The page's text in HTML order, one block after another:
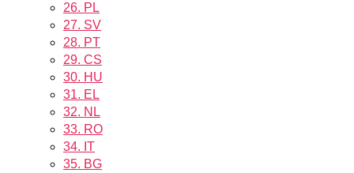
26. PL
27. SV
28. PT
29. CS
30. HU
31. EL
32. NL
33. RO
34. IT
35. BG